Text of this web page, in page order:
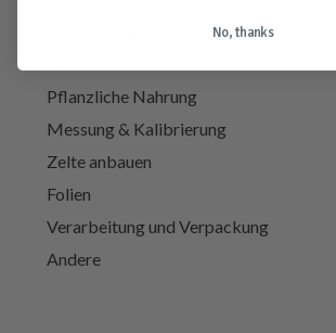
Pflanzliche Nahrung
Messung & Kalibrierung
Zelte anbauen
Folien
Verarbeitung und Verpackung
Andere
No, thanks